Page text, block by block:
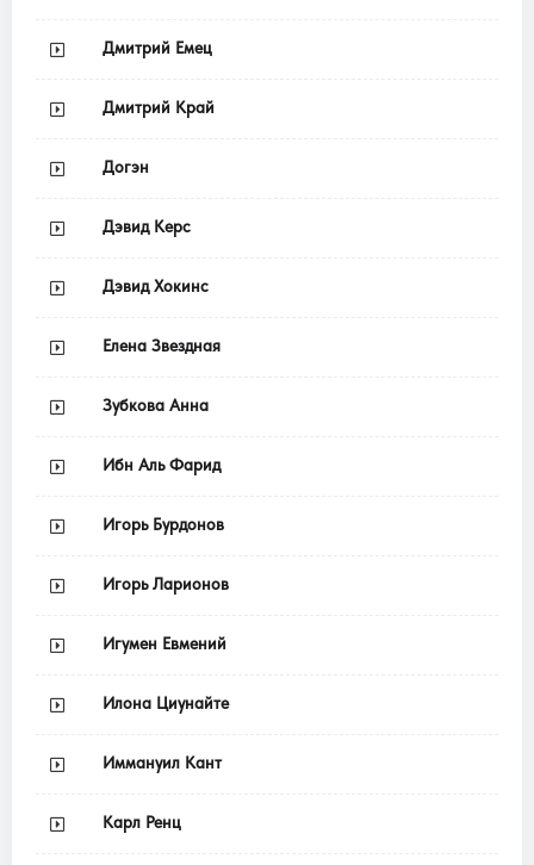
Дмитрий Емец
Дмитрий Край
Догэн
Дэвид Керс
Дэвид Хокинс
Елена Звездная
Зубкова Анна
Ибн Аль Фарид
Игорь Бурдонов
Игорь Ларионов
Игумен Евмений
Илона Циунайте
Иммануил Кант
Карл Ренц